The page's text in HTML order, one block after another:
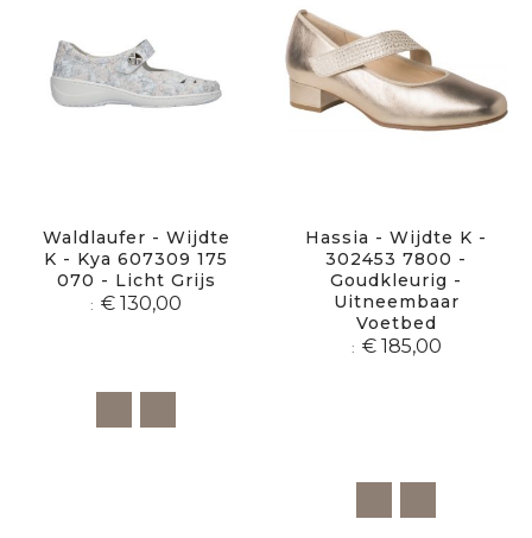
Waldlaufer - Wijdte
K - Kya 607309 175
070 - Licht Grijs
€ 130,00
Hassia - Wijdte K -
302453 7800 -
Goudkleurig -
Uitneembaar
Voetbed
€ 185,00